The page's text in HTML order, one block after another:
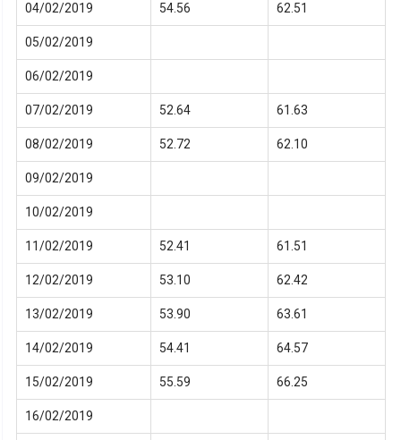
04/02/2019 54.56 62.51
05/02/2019
06/02/2019
07/02/2019 52.64 61.63
08/02/2019 52.72 62.10
09/02/2019
10/02/2019
11/02/2019 52.41 61.51
12/02/2019 53.10 62.42
13/02/2019 53.90 63.61
14/02/2019 54.41 64.57
15/02/2019 55.59 66.25
16/02/2019